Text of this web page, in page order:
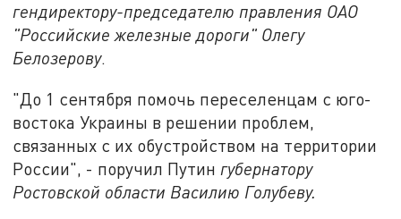
гендиректору-председателю правления ОАО
"Российские железные дороги" Олегу
Белозерову.
"До 1 сентября помочь переселенцам с юго-
востока Украины в решении проблем,
связанных с их обустройством на территории
России", - поручил Путин губернатору
Ростовской области Василию Голубеву.​